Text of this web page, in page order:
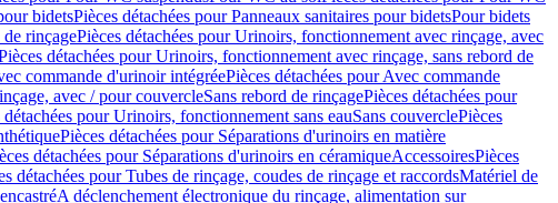
bidetsPièces détachées pour Panneaux sanitaires pour bidetsPour bidets
rinçagePièces détachées pour Urinoirs, fonctionnement avec rinçage, avec
détachées pour Urinoirs, fonctionnement avec rinçage, sans rebord de
commande d'urinoir intégréePièces détachées pour Avec commande
avec / pour couvercleSans rebord de rinçagePièces détachées pour
détachées pour Urinoirs, fonctionnement sans eauSans couverclePièces
Pièces détachées pour Séparations d'urinoirs en matière
détachées pour Séparations d'urinoirs en céramiqueAccessoiresPièces
détachées pour Tubes de rinçage, coudes de rinçage et raccordsMatériel de
A déclenchement électronique du rinçage, alimentation sur